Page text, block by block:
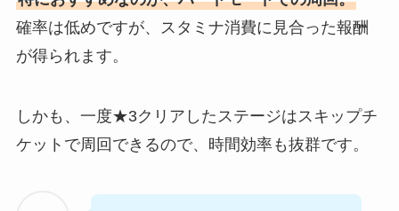
確率は低めですが、スタミナ消費に見合った報酬
が得られます。
しかも、一度★3クリアしたステージはスキップチ
ケットで周回できるので、時間効率も抜群です。